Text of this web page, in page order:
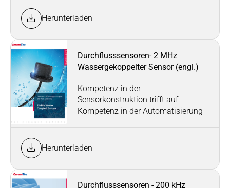
Herunterladen
Durchflusssensoren- 2 MHz
Wassergekoppelter Sensor (engl.)
Kompetenz in der
Sensorkonstruktion trifft auf
Kompetenz in der Automatisierung
Herunterladen
Durchflusssensoren - 200 kHz